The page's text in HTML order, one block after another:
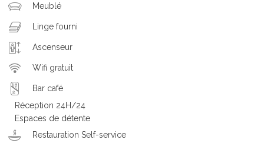
Meublé
Linge fourni
Ascenseur
Wifi gratuit
Bar café
Réception 24H/24
Espaces de détente
Restauration Self-service